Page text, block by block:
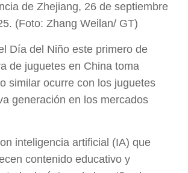
de Zhejiang, 26 de septiembre
(Foto: Zhang Weilan/ GT)
Día del Niño este primero de
de juguetes en China toma
similar ocurre con los juguetes
generación en los mercados
inteligencia artificial (IA) que
contenido educativo y